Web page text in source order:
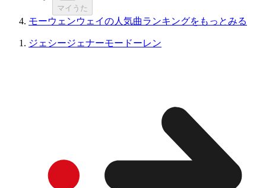
マイうた
モーウェンウェイの人気曲ランキングをもっとみる
ジェシージェナーモードーレン